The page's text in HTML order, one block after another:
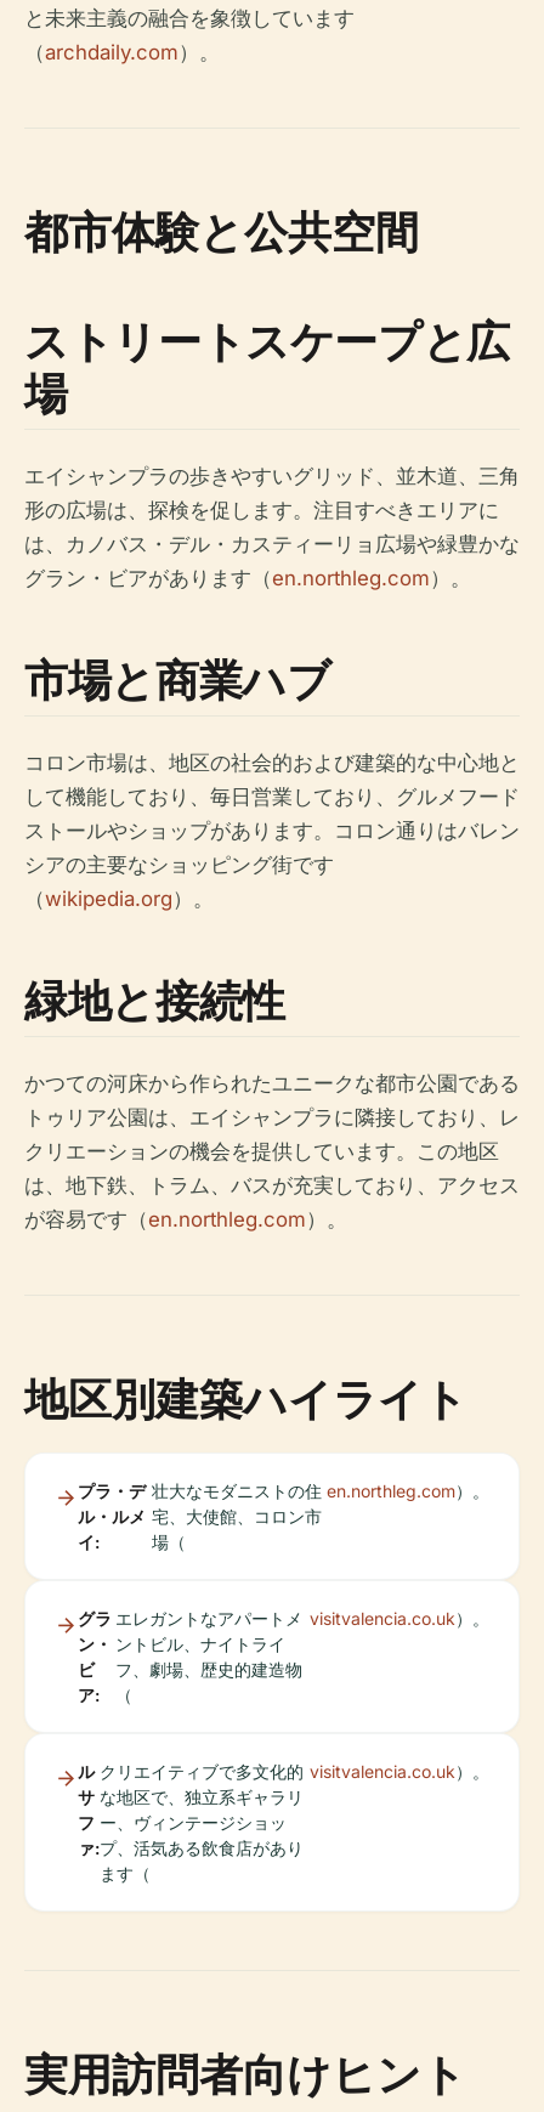
と未来主義の融合を象徴しています
（archdaily.com）。
都市体験と公共空間
ストリートスケープと広
場
エイシャンプラの歩きやすいグリッド、並木道、三角
形の広場は、探検を促します。注目すべきエリアに
は、カノバス・デル・カスティーリョ広場や緑豊かな
グラン・ビアがあります（en.northleg.com）。
市場と商業ハブ
コロン市場は、地区の社会的および建築的な中心地と
して機能しており、毎日営業しており、グルメフード
ストールやショップがあります。コロン通りはバレン
シアの主要なショッピング街です
（wikipedia.org）。
緑地と接続性
かつての河床から作られたユニークな都市公園である
トゥリア公園は、エイシャンプラに隣接しており、レ
クリエーションの機会を提供しています。この地区
は、地下鉄、トラム、バスが充実しており、アクセス
が容易です（en.northleg.com）。
地区別建築ハイライト
プラ・デ
ル・ルメ
イ:
壮大なモダニストの住
宅、大使館、コロン市
場（
en.northleg.com）。
グラ
ン・
ビ
ア:
エレガントなアパートメ
ントビル、ナイトライ
フ、劇場、歴史的建造物
（
visitvalencia.co.uk）。
ル
サ
フ
ァ:
クリエイティブで多文化的
な地区で、独立系ギャラリ
ー、ヴィンテージショッ
プ、活気ある飲食店があり
ます（
visitvalencia.co.uk）。
実用訪問者向けヒント